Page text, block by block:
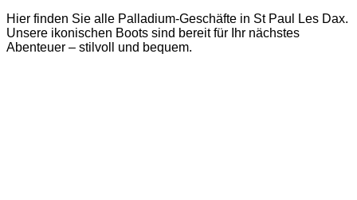
Hier finden Sie alle Palladium-Geschäfte in St Paul Les Dax.
Unsere ikonischen Boots sind bereit für Ihr nächstes
Abenteuer – stilvoll und bequem.